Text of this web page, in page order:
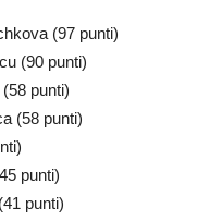
(97 punti)
(90 punti)
punti)
(58 punti)
punti)
punti)